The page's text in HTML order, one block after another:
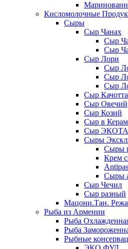
Кисломолочные
Сыры
Сыр Чанах
Сыр
Сыр
Сыр Лори
Сыр
Сыр
Сыр
Сыр Качотта
Сыр Овечий
Сыр Козий
Сыр в
Сыр
Сыры
Сыры
Крем
Сыры
Сыр Чечил
Сыр разный
Мацони.Тан.
Рыба из Армении
Рыба
Рыба
Рыбные